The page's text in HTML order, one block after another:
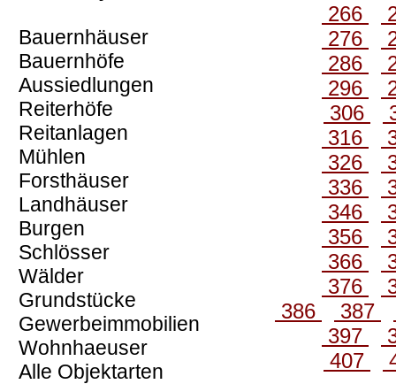
Bauernhäuser
Bauernhöfe
Aussiedlungen
Reiterhöfe
Reitanlagen
Mühlen
Forsthäuser
Landhäuser
Burgen
Schlösser
Wälder
Grundstücke
Gewerbeimmobilien
Wohnhaeuser
Alle Objektarten
266
276
286
296
306
316
326
336
346
356
366
376
386
387
397
407